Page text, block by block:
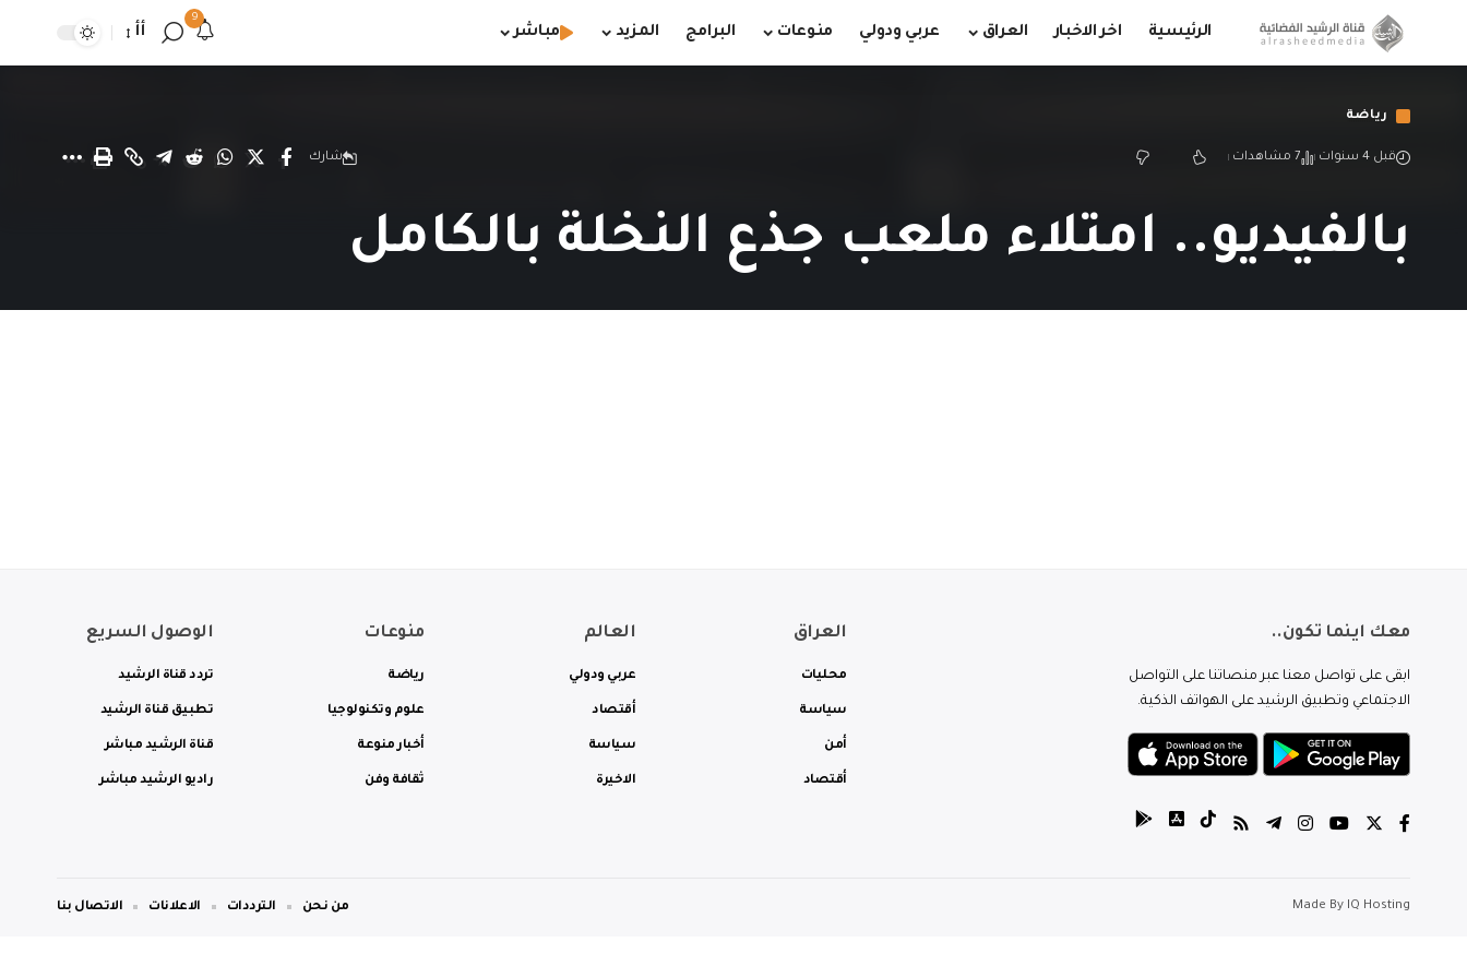
الرئيسية اخر الاخبار العراق عربي ودولي منوعات البرامج المزيد مباشر
9
أأ
رياضة
قبل 4 سنوات 7 مشاهدات شارك
بالفيديو.. امتلاء ملعب جذع النخلة بالكامل
معك اينما تكون..
ابقى على تواصل معنا عبر منصاتنا على التواصل
الاجتماعي وتطبيق الرشيد على الهواتف الذكية.
العراق
محليات
سياسة
أمن
أقتصاد
العالم
عربي ودولي
أقتصاد
سياسة
الاخيرة
منوعات
رياضة
علوم وتكنولوجيا
أخبار منوعة
ثقافة وفن
الوصول السريع
تردد قناة الرشيد
تطبيق قناة الرشيد
قناة الرشيد مباشر
راديو الرشيد مباشر
Made By IQ Hosting من نحن الترددات الاعلانات الاتصال بنا